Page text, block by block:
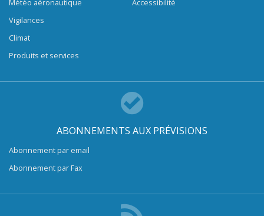
Vigilances
Climat
Produits et services
ABONNEMENTS AUX PRÉVISIONS
Abonnement par email
Abonnement par Fax